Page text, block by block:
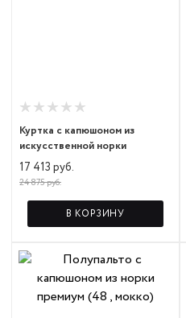
Куртка с капюшоном из
искусственной норки
17 413 руб.
24 875 руб.
В КОРЗИНУ